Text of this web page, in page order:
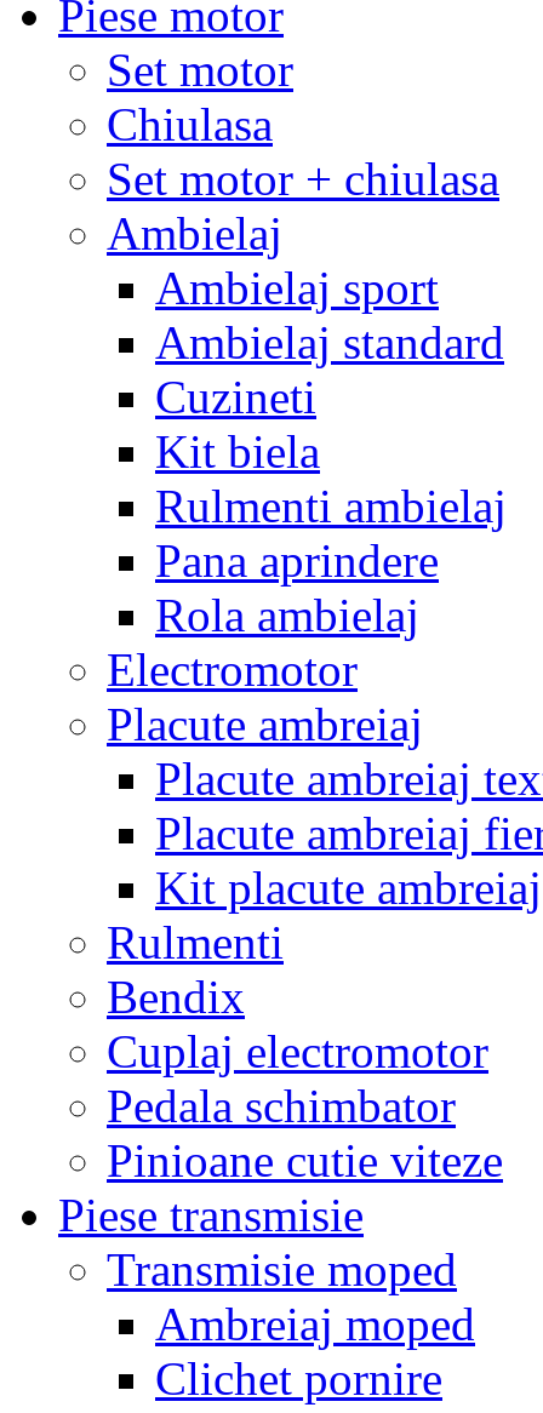
Piese motor
Set motor
Chiulasa
Set motor + chiulasa
Ambielaj
Ambielaj sport
Ambielaj standard
Cuzineti
Kit biela
Rulmenti ambielaj
Pana aprindere
Rola ambielaj
Electromotor
Placute ambreiaj
Placute ambreiaj
Placute ambreiaj
Kit placute ambreiaj
Rulmenti
Bendix
Cuplaj electromotor
Pedala schimbator
Pinioane cutie viteze
Piese transmisie
Transmisie moped
Ambreiaj moped
Clichet pornire